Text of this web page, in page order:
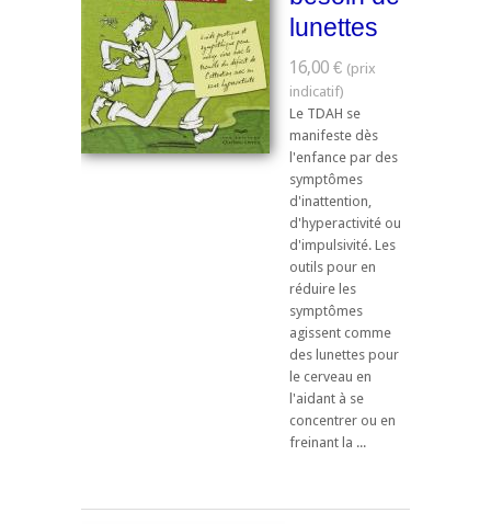
lunettes
16,00 €
Le TDAH se
manifeste dès
l'enfance par des
symptômes
d'inattention,
d'hyperactivité ou
d'impulsivité. Les
outils pour en
réduire les
symptômes
agissent comme
des lunettes pour
le cerveau en
l'aidant à se
concentrer ou en
freinant la ...